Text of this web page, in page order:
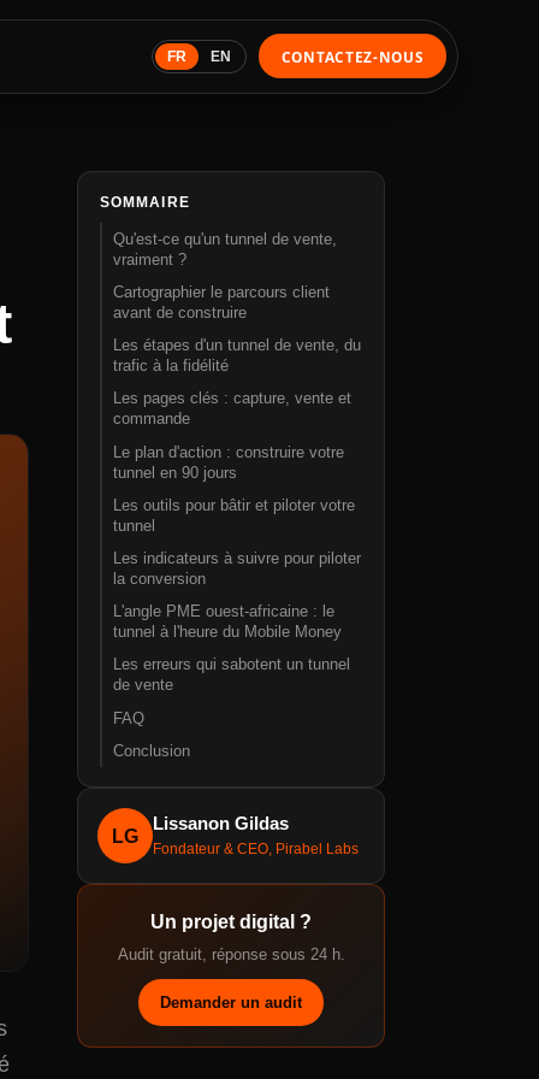
FR EN CONTACTEZ-NOUS
SOMMAIRE
Qu'est-ce qu'un tunnel de vente,
vraiment ?
Cartographier le parcours client
avant de construire
Les étapes d'un tunnel de vente, du
trafic à la fidélité
Les pages clés : capture, vente et
commande
Le plan d'action : construire votre
tunnel en 90 jours
Les outils pour bâtir et piloter votre
tunnel
Les indicateurs à suivre pour piloter
la conversion
L'angle PME ouest-africaine : le
tunnel à l'heure du Mobile Money
Les erreurs qui sabotent un tunnel
de vente
FAQ
Conclusion
LG
Lissanon Gildas
Fondateur & CEO, Pirabel Labs
Un projet digital ?
Audit gratuit, réponse sous 24 h.
Demander un audit